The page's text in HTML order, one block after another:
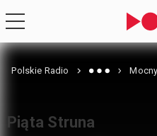
Polskie Radio
Piąta Struna